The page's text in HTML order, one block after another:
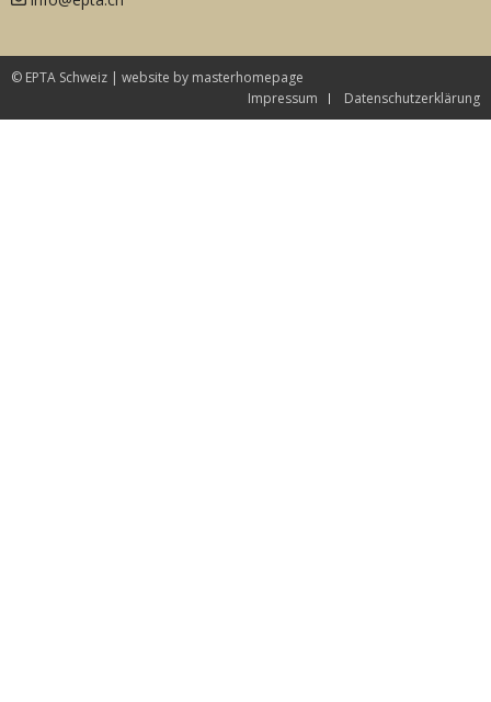
© EPTA Schweiz | website by masterhomepage
Impressum
Datenschutzerklärung